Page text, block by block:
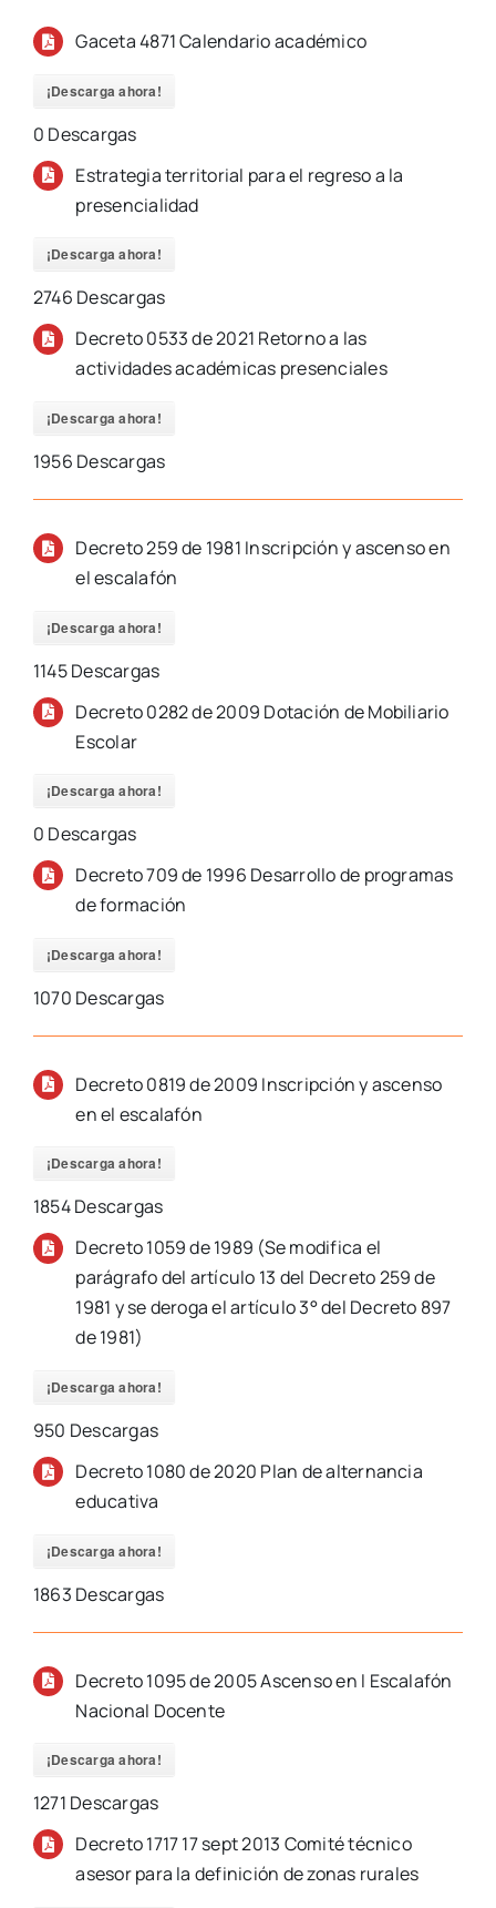
Gaceta 4871 Calendario académico
¡Descarga ahora!
0 Descargas
Estrategia territorial para el regreso a la
presencialidad
¡Descarga ahora!
2746 Descargas
Decreto 0533 de 2021 Retorno a las
actividades académicas presenciales
¡Descarga ahora!
1956 Descargas
Decreto 259 de 1981 Inscripción y ascenso en
el escalafón
¡Descarga ahora!
1145Descargas
Decreto 0282 de 2009 Dotación de Mobiliario
Escolar
¡Descarga ahora!
0 Descargas
Decreto 709 de 1996 Desarrollo de programas
de formación
¡Descarga ahora!
1070 Descargas
Decreto 0819 de 2009 Inscripción y ascenso
en el escalafón
¡Descarga ahora!
1854Descargas
Decreto 1059 de 1989 (Se modifica el
parágrafo del artículo 13 del Decreto 259 de
1981 y se deroga el artículo 3° del Decreto 897
de 1981)
¡Descarga ahora!
950 Descargas
Decreto 1080 de 2020 Plan de alternancia
educativa
¡Descarga ahora!
1863 Descargas
Decreto 1095 de 2005 Ascenso en l Escalafón
Nacional Docente
¡Descarga ahora!
1271 Descargas
Decreto 1717 17 sept 2013 Comité técnico
asesor para la definición de zonas rurales